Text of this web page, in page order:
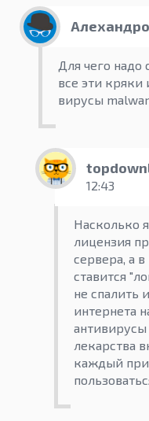
Алехандро
Для чего надо
все эти кряки
вирусы
12:43
Насколько
лицензия
сервера, а
ставится
не спалить
интернета
антивирусы
лекарства
каждый